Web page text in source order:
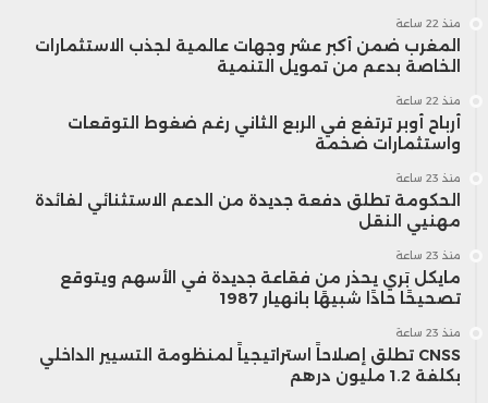
منذ 22 ساعة
المغرب ضمن أكبر عشر وجهات عالمية لجذب الاستثمارات
الخاصة بدعم من تمويل التنمية
منذ 22 ساعة
أرباح أوبر ترتفع في الربع الثاني رغم ضغوط التوقعات
واستثمارات ضخمة
منذ 23 ساعة
الحكومة تطلق دفعة جديدة من الدعم الاستثنائي لفائدة
مهنيي النقل
منذ 23 ساعة
مايكل بَري يحذر من فقاعة جديدة في الأسهم ويتوقع
تصحيحًا حادًا شبيهًا بانهيار 1987
منذ 23 ساعة
CNSS تطلق إصلاحاً استراتيجياً لمنظومة التسيير الداخلي
بكلفة 1.2 مليون درهم